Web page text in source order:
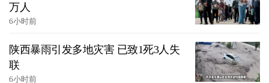
万人
6小时前
陕西暴雨引发多地灾害 已致1死3人失
联
6小时前